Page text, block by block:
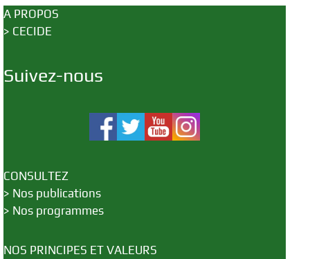
A PROPOS
> CECIDE
Suivez-nous
CONSULTEZ
> Nos publications
> Nos programmes
NOS PRINCIPES ET VALEURS